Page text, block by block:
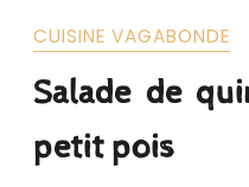
CUISINE VAGABONDE
Salade de
petit pois